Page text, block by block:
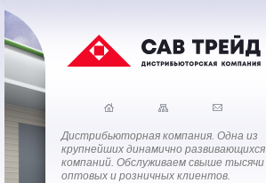
Дистрибьюторная компания. Одна из
крупнейших динамично развивающихся
компаний. Обслуживаем свыше тысячи
оптовых и розничных клиентов.